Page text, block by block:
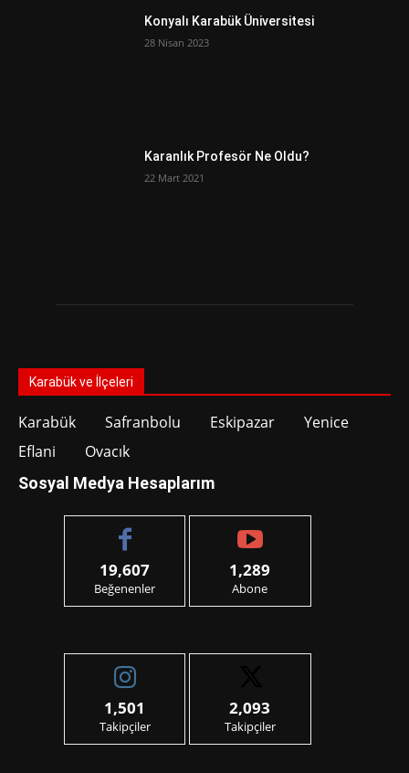
Konyalı Karabük Üniversitesi
28 Nisan 2023
Karanlık Profesör Ne Oldu?
22 Mart 2021
Karabük ve İlçeleri
Karabük Safranbolu Eskipazar
Yenice
Eflani
Ovacık
Sosyal Medya Hesaplarım
19,607
Beğenenler
1,289
Abone
1,501
Takipçiler
2,093
Takipçiler